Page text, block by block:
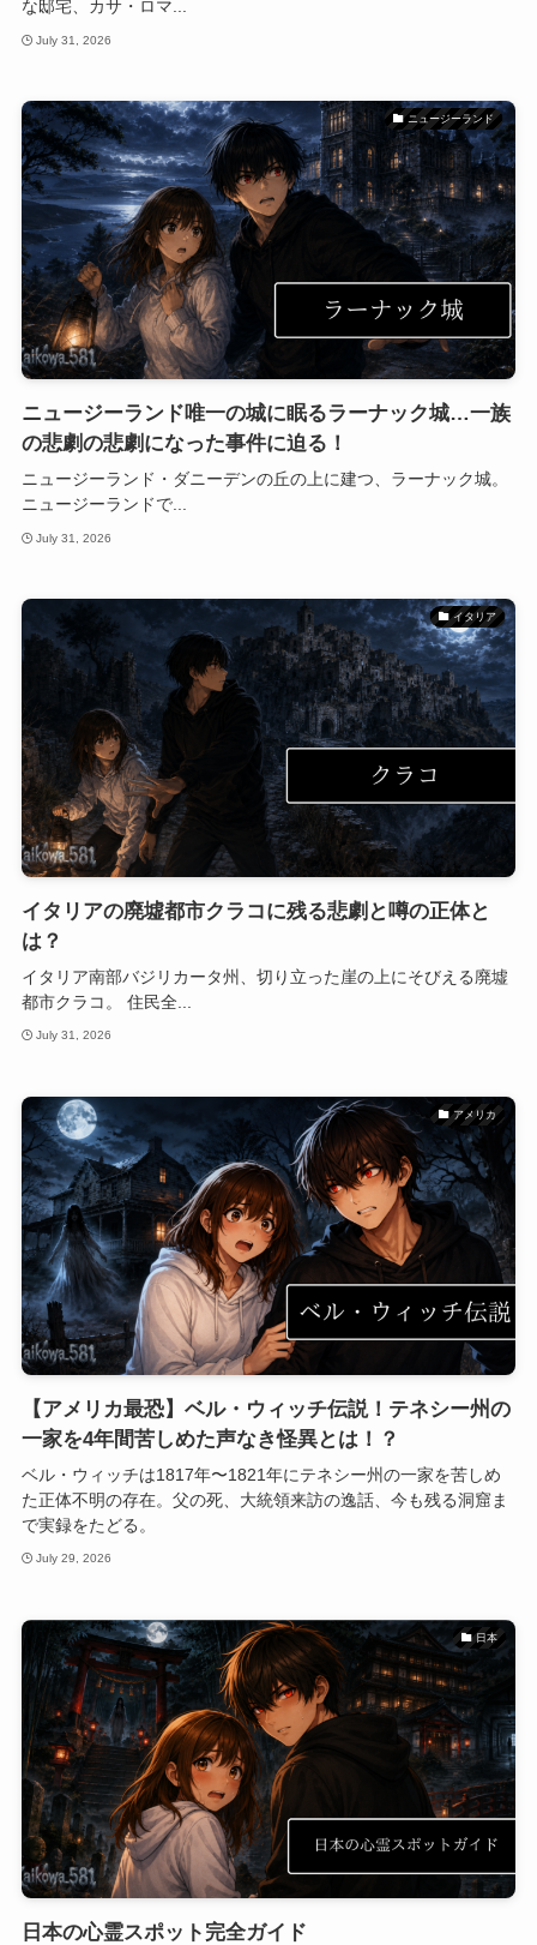
な邸宅、カサ・ロマ...
July 31, 2026
ニュージーランド
ニュージーランド唯一の城に眠るラーナック城…一族
の悲劇の悲劇になった事件に迫る！
ニュージーランド・ダニーデンの丘の上に建つ、ラーナック城。
ニュージーランドで...
July 31, 2026
イタリア
イタリアの廃墟都市クラコに残る悲劇と噂の正体と
は？
イタリア南部バジリカータ州、切り立った崖の上にそびえる廃墟
都市クラコ。 住民全...
July 31, 2026
アメリカ
【アメリカ最恐】ベル・ウィッチ伝説！テネシー州の
一家を4年間苦しめた声なき怪異とは！？
ベル・ウィッチは1817年〜1821年にテネシー州の一家を苦しめ
た正体不明の存在。父の死、大統領来訪の逸話、今も残る洞窟ま
で実録をたどる。
July 29, 2026
日本
日本の心霊スポット完全ガイド